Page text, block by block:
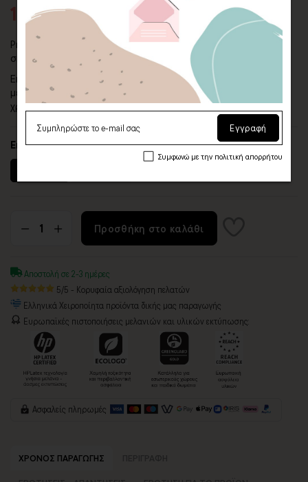
12,00€
Premium κεραμική κούπα με μαύρο σχέδιο ελέφαντα σε
σκανδιναβικό στυλ.
Επιλέξτε το κανονικό μέγεθος κούπας 330ml (11oz) ή το
μεγαλύτερο μέγεθος 450ml (15oz) για τις στιγμές που
χρειάζεστε περισσότερη απόλαυση καφέ.
Επιλογή μεγέθους
Προσθήκη στο καλάθι
Αποστολή σε 2-3 ημέρες
5/5 - Κορυφαία αξιολόγηση πελατών
Ελληνικά Χειροποίητα προϊόντα δικής μας παραγωγής
Ευρωπαϊκές πιστοποιήσεις μελανιών και υλικών εκτύπωσης:
Ασφαλείς πληρωμές
ΧΡΟΝΟΣ ΠΑΡΑΓΩΓΗΣ
Εγγραφή
Συμφωνώ με την πολιτική απορρήτου